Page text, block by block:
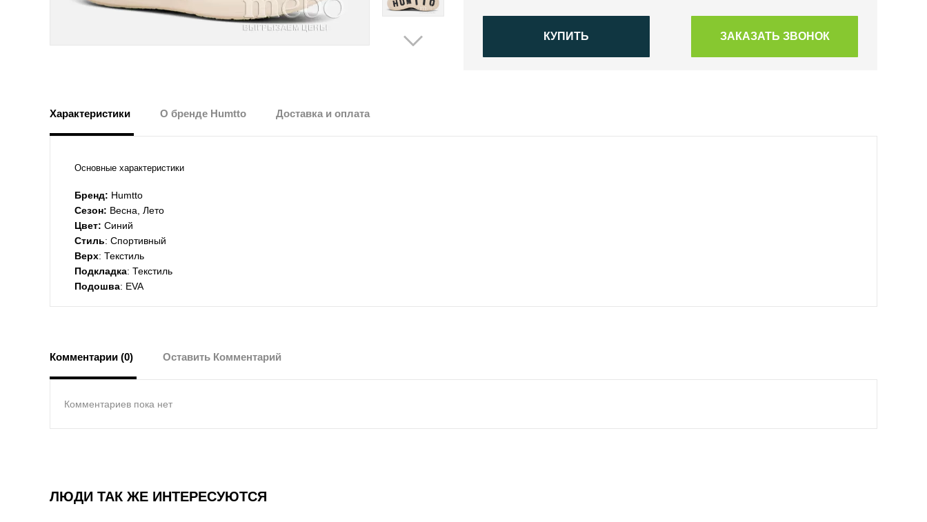
КУПИТЬ
Характеристики О бренде Humtto Доставка и оплата
Основные характеристики
Бренд: Humtto
Сезон: Весна, Лето
Цвет: Синий
Стиль: Спортивный
Верх: Текстиль
Подкладка: Текстиль
Подошва: EVA
Комментарии (0) Оставить Комментарий
Комментариев пока нет
ЛЮДИ ТАК ЖЕ ИНТЕРЕСУЮТСЯ